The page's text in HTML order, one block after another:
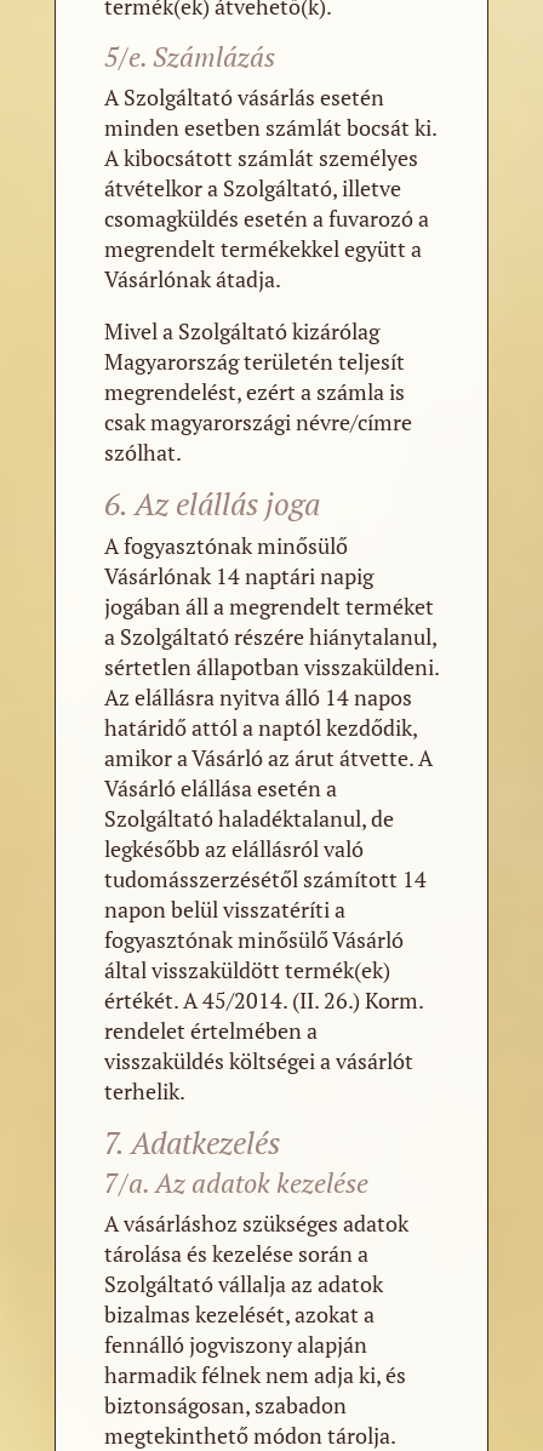
termék(ek) átvehető(k).
5/e. Számlázás
A Szolgáltató vásárlás esetén
minden esetben számlát bocsát ki.
A kibocsátott számlát személyes
átvételkor a Szolgáltató, illetve
csomagküldés esetén a fuvarozó a
megrendelt termékekkel együtt a
Vásárlónak átadja.
Mivel a Szolgáltató kizárólag
Magyarország területén teljesít
megrendelést, ezért a számla is
csak magyarországi névre/címre
szólhat.
6. Az elállás joga
A fogyasztónak minősülő
Vásárlónak 14 naptári napig
jogában áll a megrendelt terméket
a Szolgáltató részére hiánytalanul,
sértetlen állapotban visszaküldeni.
Az elállásra nyitva álló 14 napos
határidő attól a naptól kezdődik,
amikor a Vásárló az árut átvette. A
Vásárló elállása esetén a
Szolgáltató haladéktalanul, de
legkésőbb az elállásról való
tudomásszerzésétől számított 14
napon belül visszatéríti a
fogyasztónak minősülő Vásárló
által visszaküldött termék(ek)
értékét. A 45/2014. (II. 26.) Korm.
rendelet értelmében a
visszaküldés költségei a vásárlót
terhelik.
7. Adatkezelés
7/a. Az adatok kezelése
A vásárláshoz szükséges adatok
tárolása és kezelése során a
Szolgáltató vállalja az adatok
bizalmas kezelését, azokat a
fennálló jogviszony alapján
harmadik félnek nem adja ki, és
biztonságosan, szabadon
megtekinthető módon tárolja.